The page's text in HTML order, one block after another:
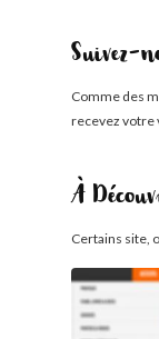
Suivez-
Comme des
recevez votre
À
Certains site,